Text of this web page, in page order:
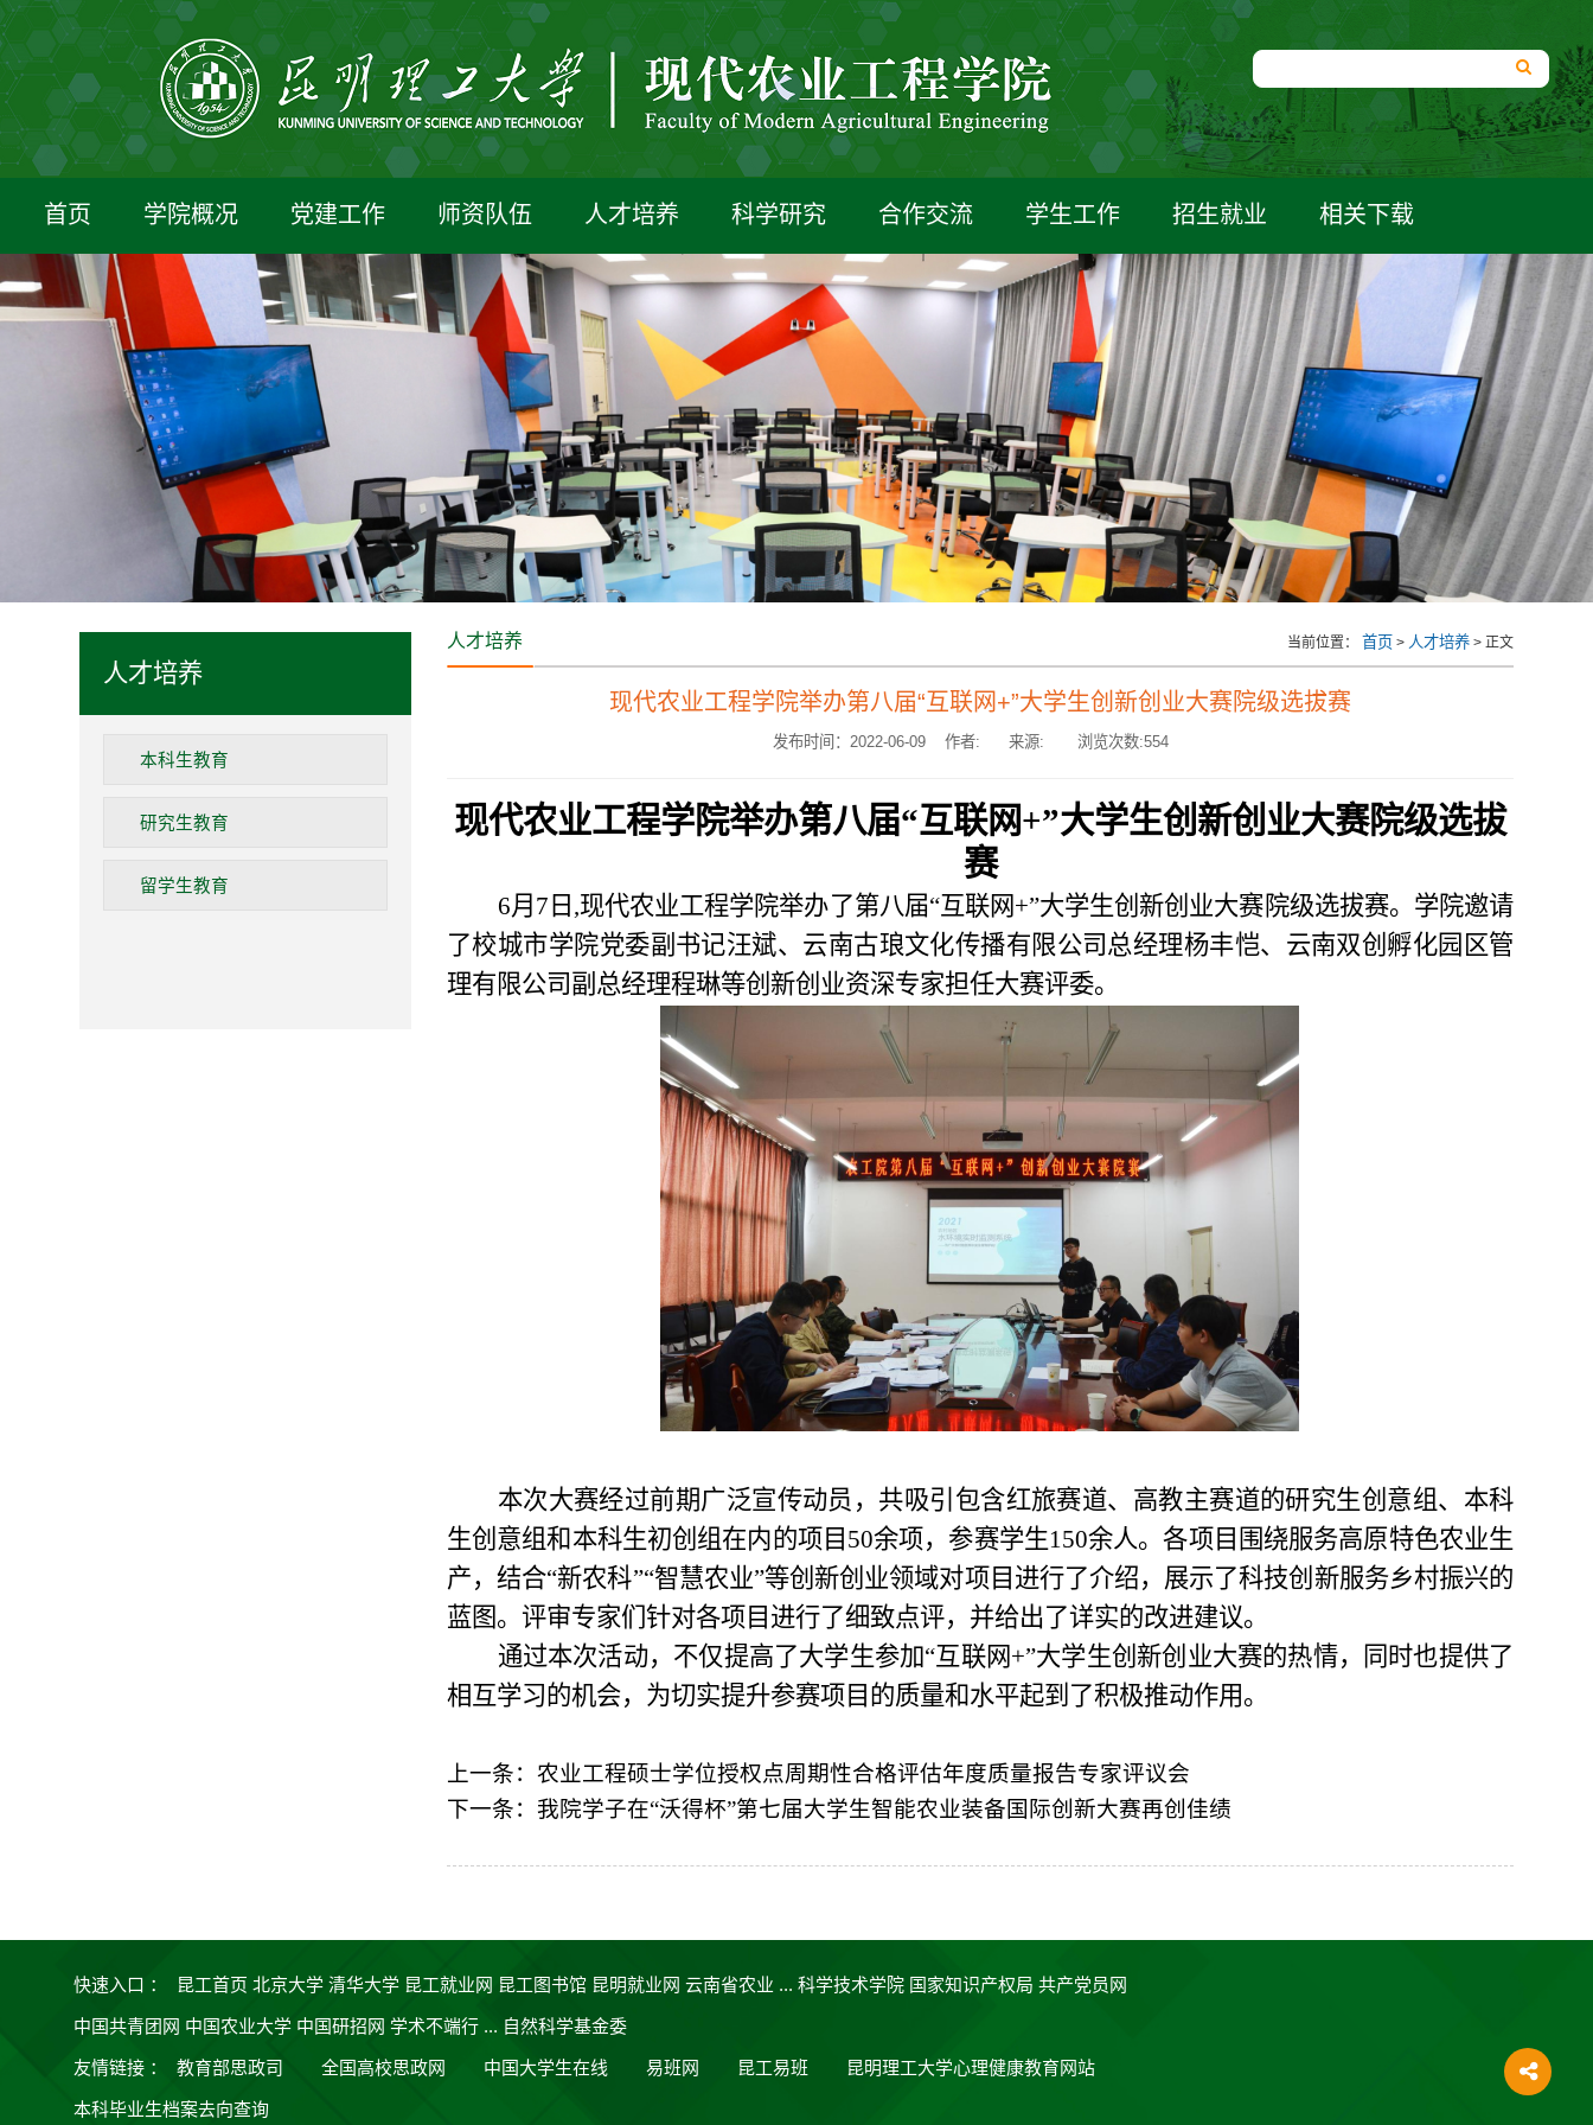
首页 学院概况 党建工作 师资队伍 人才培养 科学研究 合作交流 学生工作 招生就业 相关下载
人才培养
本科生教育
研究生教育
留学生教育
人才培养 当前位置： 首页 > 人才培养 > 正文
现代农业工程学院举办第八届“互联网+”大学生创新创业大赛院级选拔赛
发布时间：2022-06-09 作者: 来源: 浏览次数:554
现代农业工程学院举办第八届“互联网+”大学生创新创业大赛院级选拔
赛
6月7日 ,现代农业工程学院举办了第八届“互联网+”大学生创新创业大赛院级选拔赛。学院邀请
了校城市学院党委副书记汪斌、 云南古琅文化传播有限公司总经理杨丰恺、 云南双创孵化园区管
理有限公司副总经理程琳等创新创业资深专家担任大赛评委。
本次大赛经过前期广泛宣传动员 ，共吸引 包含红旅赛道、高教主赛道的研究生创意组、本科
生创意组和本科生初创组在内的项目 50余项，参赛学生1 50余人。各项目 围绕服务高原特色农业生
产，结合“新农科”“智慧农业”等创新创业领域对项目 进行了介绍，展示了科技创新服务乡村振兴的
蓝图。评审专家们针对各项目进行了细致点评，并给出了详实的改进建议。
通过本次活动，不仅提高了大学生参加“互联网+”大学生创新创业大赛的热情，同时也提供了
相互学习的机会，为切实提升参赛项目的质量和水平起到了积极推动作用。
上一条： 农业工程硕士学位授权点周期性合格评估年度质量报告专家评议会
下一条： 我院学子在“沃得杯”第七届大学生智能农业装备国际创新大赛再创佳绩
快速入口 ： 昆工首页 北京大学 清华大学 昆工就业网 昆工图书馆 昆明就业网 云南省农业 ... 科学技术学院 国家知识产权局 共产党员网
中国共青团网 中国农业大学 中国研招网 学术不端行 ... 自然科学基金委
友情链接 ： 教育部思政司 全国高校思政网 中国大学生在线 易班网 昆工易班 昆明理工大学心理健康教育网站
本科毕业生档案去向查询